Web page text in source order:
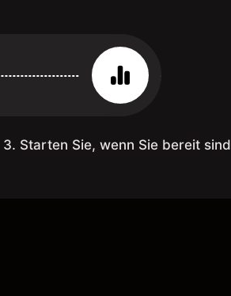
3. Starten Sie, wenn Sie bereit sind